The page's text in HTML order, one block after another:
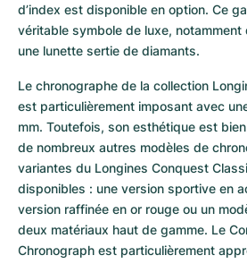
d’index est disponible en option. Ce
véritable symbole de luxe,
une lunette sertie de diamants.
Le chronographe de la collection
est particulièrement imposant avec
mm. Toutefois, son esthétique est
de nombreux autres modèles de
variantes du Longines Conquest
disponibles : une version sportive en
version raffinée en or rouge ou un
deux matériaux haut de gamme. Le
Chronograph est particulièrement